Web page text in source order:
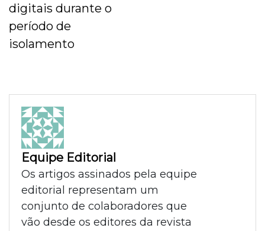
digitais durante o
período de
isolamento
Equipe Editorial
Os artigos assinados pela equipe
editorial representam um
conjunto de colaboradores que
vão desde os editores da revista